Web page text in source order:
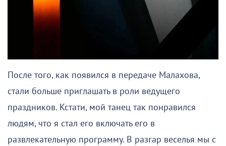
После того, как появился в передаче Малахова,
стали больше приглашать в роли ведущего
праздников. Кстати, мой танец так понравился
людям, что я стал его включать его в
развлекательную программу. В разгар веселья мы с